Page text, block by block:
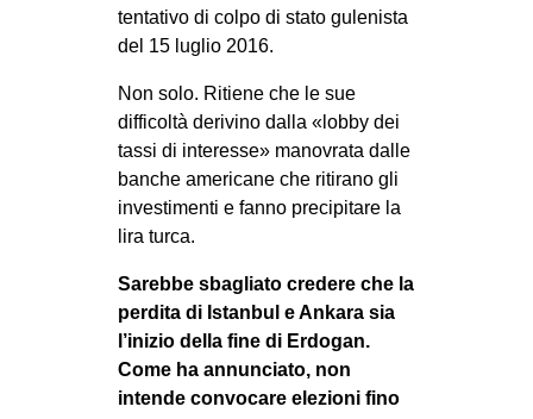
tentativo di colpo di stato gulenista
del 15 luglio 2016.
Non solo. Ritiene che le sue
difficoltà derivino dalla «lobby dei
tassi di interesse» manovrata dalle
banche americane che ritirano gli
investimenti e fanno precipitare la
lira turca.
Sarebbe sbagliato credere che la
perdita di Istanbul e Ankara sia
l’inizio della fine di Erdogan.
Come ha annunciato, non
intende convocare elezioni fino